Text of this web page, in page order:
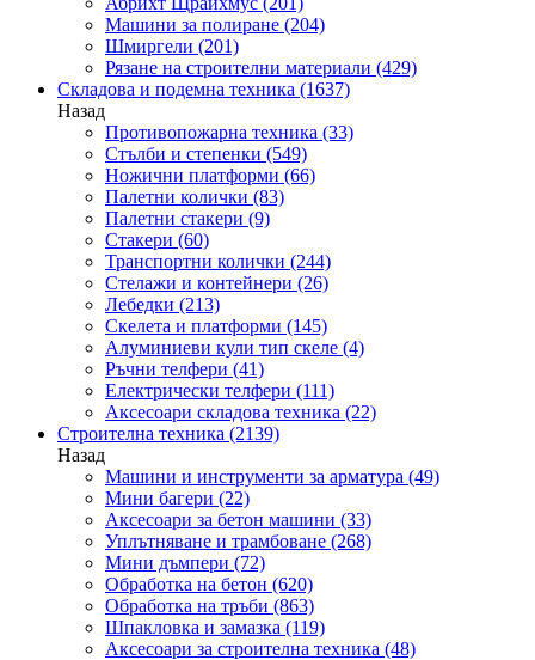
Машини за полиране (204)
Шмиргели (201)
Рязане на строителни материали (429)
Складова и подемна техника (1637)
Назад
Противопожарна техника (33)
Стълби и степенки (549)
Ножични платформи (66)
Палетни колички (83)
Палетни стакери (9)
Стакери (60)
Транспортни колички (244)
Стелажи и контейнери (26)
Лебедки (213)
Скелета и платформи (145)
Алуминиеви кули тип скеле (4)
Ръчни телфери (41)
Електрически телфери (111)
Аксесоари складова техника (22)
Строителна техника (2139)
Назад
Машини и инструменти за арматура (49)
Мини багери (22)
Аксесоари за бетон машини (33)
Уплътняване и трамбоване (268)
Мини дъмпери (72)
Обработка на бетон (620)
Обработка на тръби (863)
Шпакловка и замазка (119)
Аксесоари за строителна техника (48)